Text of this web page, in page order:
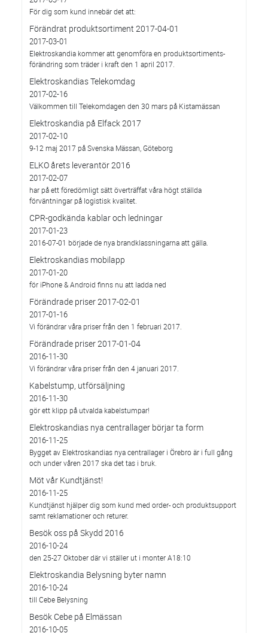
För dig som kund innebär det att:
Förändrat produktsortiment 2017-04-01
2017-03-01
Elektroskandia kommer att genomföra en produktsortiments-
förändring som träder i kraft den 1 april 2017.
Elektroskandias Telekomdag
2017-02-16
Välkommen till Telekomdagen den 30 mars på Kistamässan
Elektroskandia på Elfack 2017
2017-02-10
9-12 maj 2017 på Svenska Mässan, Göteborg
ELKO årets leverantör 2016
2017-02-07
har på ett föredömligt sätt överträffat våra högt ställda
förväntningar på logistisk kvalitet.
CPR-godkända kablar och ledningar
2017-01-23
2016-07-01 började de nya brandklassningarna att gälla.
Elektroskandias mobilapp
2017-01-20
för iPhone & Android finns nu att ladda ned
Förändrade priser 2017-02-01
2017-01-16
Vi förändrar våra priser från den 1 februari 2017.
Förändrade priser 2017-01-04
2016-11-30
Vi förändrar våra priser från den 4 januari 2017.
Kabelstump, utförsäljning
2016-11-30
gör ett klipp på utvalda kabelstumpar!
Elektroskandias nya centrallager börjar ta form
2016-11-25
Bygget av Elektroskandias nya centrallager i Örebro är i full gång
och under våren 2017 ska det tas i bruk.
Möt vår Kundtjänst!
2016-11-25
Kundtjänst hjälper dig som kund med order- och produktsupport
samt reklamationer och returer.
Besök oss på Skydd 2016
2016-10-24
den 25-27 Oktober där vi ställer ut i monter A18:10
Elektroskandia Belysning byter namn
2016-10-24
till Cebe Belysning
Besök Cebe på Elmässan
2016-10-05